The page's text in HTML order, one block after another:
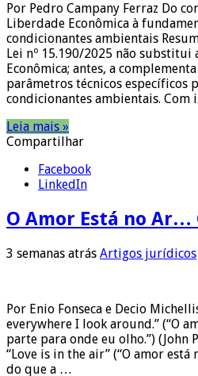
Por Pedro Campany Ferraz Do
Liberdade Econômica à
condicionantes ambientais
Lei nº 15.190/2025 não substitui
Econômica; antes, a
parâmetros técnicos específicos
condicionantes ambientais. Com
Leia mais »
Compartilhar
Facebook
LinkedIn
O Amor Está no Ar…
3 semanas atrás Artigos jurídicos
Por Enio Fonseca e Decio
everywhere I look around.” (“O
parte para onde eu olho.”) (John
“Love is in the air” (“O amor
do que a …